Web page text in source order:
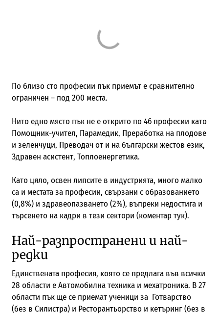
По близо сто професии пък приемът е сравнително
ограничен – под 200 места.
Нито едно място пък не е открито по 46 професии като
Помощник-учител, Парамедик, Преработка на плодове
и зеленчуци, Преводач от и на български жестов език,
Здравен асистент, Топлоенергетика.
Като цяло, освен липсите в индустрията, много малко
са и местата за професии, свързани с образованието
(0,8%) и здравеопазването (2%), въпреки недостига и
търсенето на кадри в тези сектори (коментар тук).
Най-разпространени и най-
редки
Единствената професия, която се предлага във всички
28 области е Автомобилна техника и мехатроника. В 27
области пък ще се приемат ученици за Готварство
(без в Силистра) и Ресторантьорство и кетъринг (без в